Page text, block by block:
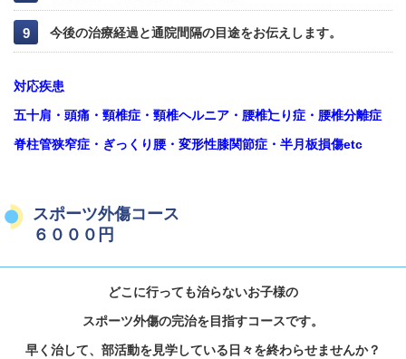
今後の治療経過と通院間隔の目途をお伝えします。
対応疾患
五十肩・頭痛・頸椎症・頸椎ヘルニア・腰椎辷り症・腰椎分離症
脊柱管狭窄症・ぎっくり腰・変形性膝関節症・半月板損傷etc
スポーツ外傷コース
６０００円
どこに行っても治らないお子様の
スポーツ外傷の完治を目指すコースです。
早く治して、部活動を見学している日々を終わらせませんか？